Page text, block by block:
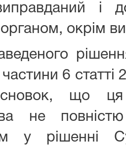
і
окрім
6
що ця
не
у рішенні